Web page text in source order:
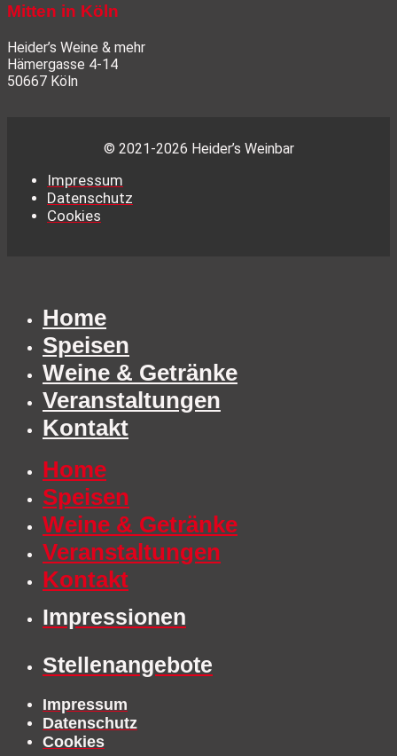
Mitten in Köln
Heider’s Weine & mehr
Hämergasse 4-14
50667 Köln
© 2021-2026 Heider’s Weinbar
Impressum
Datenschutz
Cookies
Home
Speisen
Weine & Getränke
Veranstaltungen
Kontakt
Home
Speisen
Weine & Getränke
Veranstaltungen
Kontakt
Impressionen
Stellenangebote
Impressum
Datenschutz
Cookies